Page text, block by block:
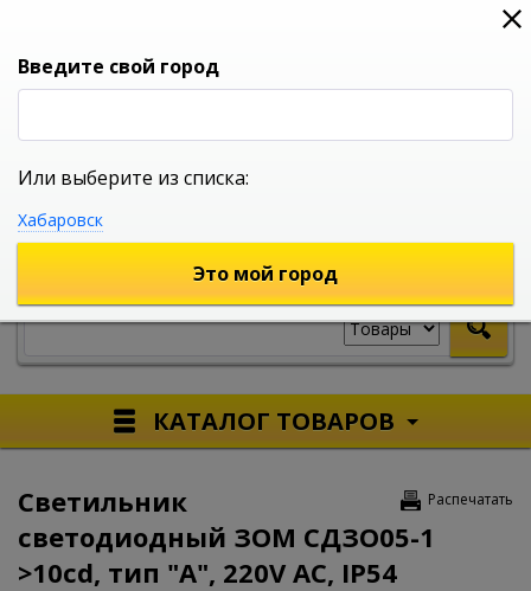
0
УНИВЕРСАЛЬНЫЙ ИНТЕРНЕТ МАГАЗИН
КАТАЛОГ ТОВАРОВ
Распечатать
Светильник
светодиодный ЗОМ СДЗО05-1
>10cd, тип "А", 220V AC, IP54
Введите свой город
Или выберите из списка:
Хабаровск
Это мой город